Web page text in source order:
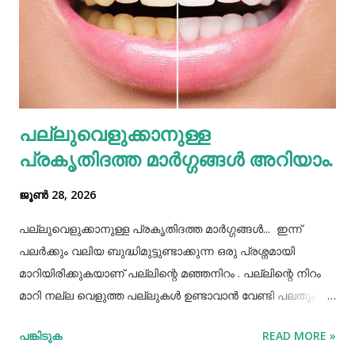
കൊണ്ടുവന്ന ഭക്ഷണം നമ്മൾ നമ്മുടെ പാത്രത്തിലേക്ക് ധൃതി
കൂട്ടി എടുത്തിട്ട് കഴിച്ചു തീർക്കുന്നതും ഒരിക്കലും ശരിയായ
രീതിയല്ല. ഇത് മറ്റുള്ളവർക്ക് നമ്മളെക്കുറിച്ച് വളരെ
തെറ്റിദ്ധാരണ ഉണ്ടാക്കാൻ കാരണമായിത്തീരും. അതുപോലെ
വെള്ളം പോലെയുള്ള സാധനങ്ങൾ ഒരു പാത്രത്തിൽ
കൊണ്ടുവച്ചാൽ അത് അപ്പാടെ കുടിക്കാതെ മറ്റുള്ളവർക്ക്
കൂട...
പല്ലുവെളുക്കാനുള്ള
പ്രകൃതിദത്ത മാര്‍ഗ്ഗങ്ങള്‍ അറിയാം.
ജൂൺ 28, 2026
പല്ലുവെളുക്കാനുള്ള പ്രകൃതിദത്ത മാര്‍ഗ്ഗങ്ങള്‍... ഇന്ന്
പലർക്കും വലിയ ബുദ്ധിമുട്ടുണ്ടാക്കുന്ന ഒരു പ്രശ്നമായി
മാറിയിരിക്കുകയാണ് പല്ലിന്റെ മഞ്ഞനിറം . പല്ലിന്റെ നിറം
മാറി നല്ല വെളുത്ത പല്ലുകൾ ഉണ്ടാവാൻ വേണ്ടി പലതും
പല്ലിന്‍റെ മഞ്ഞനിറം മാറ്റാന്‍ പല മാര്‍ഗ്ഗങ്ങളും
പങ്കിടുക READ MORE »